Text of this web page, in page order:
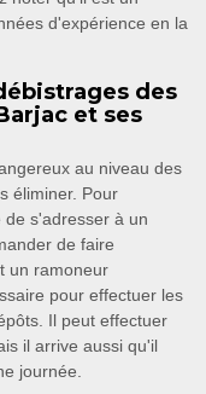
d'expérience en la
des
et ses
au niveau des
éliminer. Pour
s'adresser à un
de faire
un ramoneur
pour effectuer les
Il peut effectuer
il arrive aussi qu'il
journée.